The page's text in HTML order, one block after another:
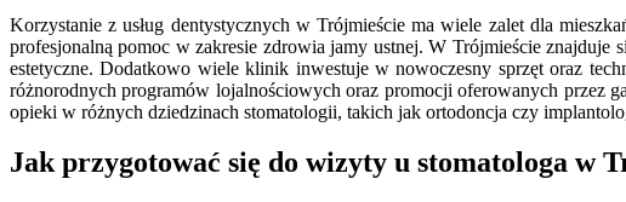
Korzystanie z usług dentystycznych w Trójmieście ma wiele zalet dla
profesjonalną pomoc w zakresie zdrowia jamy ustnej. W Trójmieście
estetyczne. Dodatkowo wiele klinik inwestuje w nowoczesny sprzęt oraz
różnorodnych programów lojalnościowych oraz promocji oferowanych przez
opieki w różnych dziedzinach stomatologii, takich jak ortodoncja czy
Jak przygotować się do wizyty u stomatologa w